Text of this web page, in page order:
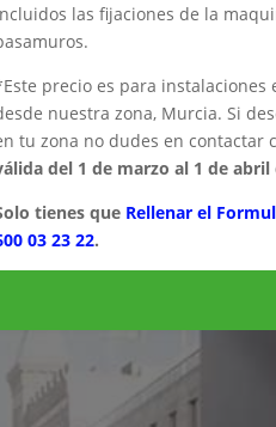
las fijaciones de la
precio es para instalaciones
nuestra zona, Murcia. Si
tu zona no dudes en contactar
del 1 de marzo al 1 de abril
tienes que Rellenar el
03 23 22.